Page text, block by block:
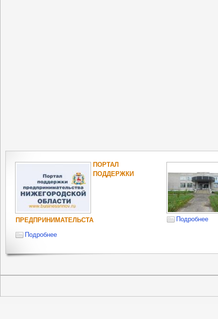
ПОРТАЛ
ПОДДЕРЖКИ
ПРЕДПРИНИМАТЕЛЬСТА
Подробнее
Подробнее